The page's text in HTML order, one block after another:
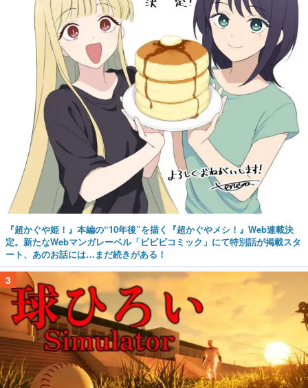
『超かぐや姫！』本編の“10年後”を描く『超かぐやメシ！』Web連載決
定。新たなWebマンガレーベル「ビビビコミック」にて特別話が掲載スタ
ート、あのお話には…まだ続きがある！
3